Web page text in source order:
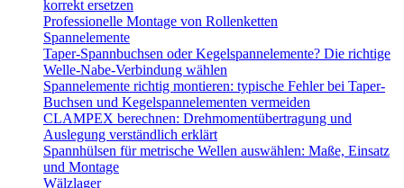
korrekt ersetzen
Professionelle Montage von Rollenketten
Spannelemente
Taper-Spannbuchsen oder Kegelspannelemente? Die richtige
Welle-Nabe-Verbindung wählen
Spannelemente richtig montieren: typische Fehler bei Taper-
Buchsen und Kegelspannelementen vermeiden
CLAMPEX berechnen: Drehmomentübertragung und
Auslegung verständlich erklärt
Spannhülsen für metrische Wellen auswählen: Maße, Einsatz
und Montage
Wälzlager